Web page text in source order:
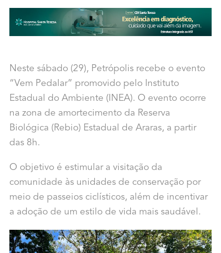
Neste sábado (29), Petrópolis recebe o evento
“Vem Pedalar” promovido pelo Instituto
Estadual do Ambiente (INEA). O evento ocorre
na zona de amortecimento da Reserva
Biológica (Rebio) Estadual de Araras, a partir
das 8h.
O objetivo é estimular a visitação da
comunidade às unidades de conservação por
meio de passeios ciclísticos, além de incentivar
a adoção de um estilo de vida mais saudável.